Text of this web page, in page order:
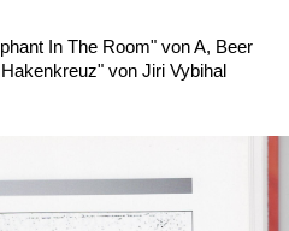
In The Room" von A, Beer
von Jiri Vybihal